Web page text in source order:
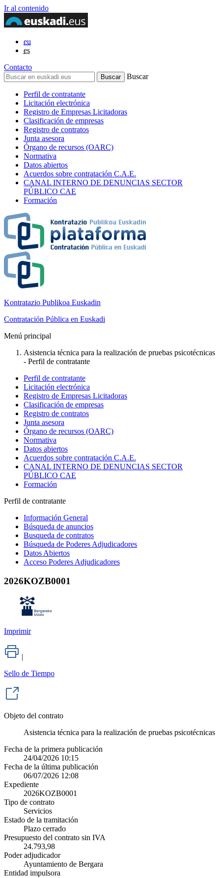
Ir al contenido
eu
es
Contacto
Buscar
Perfil de contratante
Licitación electrónica
Registro de Empresas Licitadoras
Clasificación de empresas
Registro de contratos
Junta asesora
Órgano de recursos (OARC)
Normativa
Datos abiertos
Acuerdos sobre contratación C.A.E.
CANAL INTERNO DE DENUNCIAS SECTOR
PÚBLICO CAE
Formación
Kontratazio Publikoa Euskadin
Contratación Pública en Euskadi
Menú principal
Asistencia técnica para la realización de pruebas psicotécnicas
- Perfil de contratante
Perfil de contratante
Licitación electrónica
Registro de Empresas Licitadoras
Clasificación de empresas
Registro de contratos
Junta asesora
Órgano de recursos (OARC)
Normativa
Datos abiertos
Acuerdos sobre contratación C.A.E.
CANAL INTERNO DE DENUNCIAS SECTOR
PÚBLICO CAE
Formación
Perfil de contratante
Información General
Búsqueda de anuncios
Busqueda de contratos
Búsqueda de Poderes Adjudicadores
Datos Abiertos
Acceso Poderes Adjudicadores
2026KOZB0001
Imprimir
|
Sello de Tiempo
Objeto del contrato
Asistencia técnica para la realización de pruebas psicotécnicas
Fecha de la primera publicación
24/04/2026 10:15
Fecha de la última publicación
06/07/2026 12:08
Expediente
2026KOZB0001
Tipo de contrato
Servicios
Estado de la tramitación
Plazo cerrado
Presupuesto del contrato sin IVA
24.793,98
Poder adjudicador
Ayuntamiento de Bergara
Entidad impulsora